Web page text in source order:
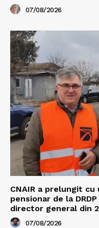
07/08/2026
CNAIR a prelungit
pensionar de la
director general din
07/08/2026